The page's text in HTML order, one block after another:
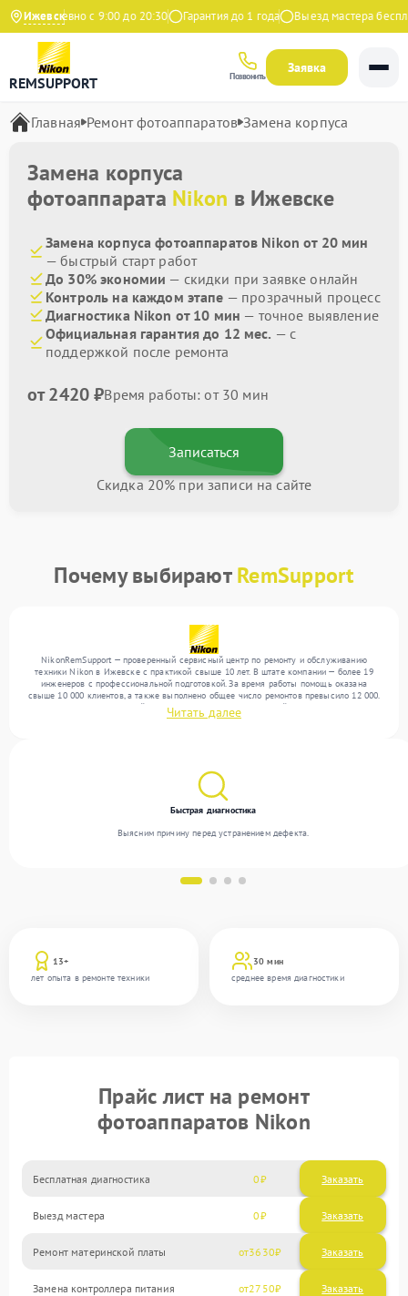
Ижевск
Ежедневно с 9:00 до 20:30 Гарантия до 1 года Выезд мастера
REMSUPPORT Позвонить
Заявка
Главная Ремонт фотоаппаратов Замена корпуса
Замена корпуса
фотоаппарата Nikon в Ижевске
Замена корпуса фотоаппаратов Nikon от 20 мин
— быстрый старт работ
До 30% экономии — скидки при заявке онлайн
Контроль на каждом этапе — прозрачный процесс
Диагностика Nikon от 10 мин — точное выявление
Официальная гарантия до 12 мес. — с
поддержкой после ремонта
от 2420 ₽Время работы: от 30 мин
Записаться
Скидка 20% при записи на сайте
Почему выбираютRemSupport
NikonRemSupport — проверенный сервисный центр по ремонту и обслуживанию
техники Nikon в Ижевске с практикой свыше 10 лет. В штате компании — более 19
инженеров с профессиональной подготовкой. За время работы помощь оказана
свыше 10 000 клиентов, а также выполнено общее число ремонтов превысило 12 000.
Ежемесячно в сервисный центр поступает более 300 устройств, включая , , . Мы
выполняем ремонт различного уровня сложности и обеспечиваем надежный
Читать далее
13+
лет опыта в ремонте техники
30 мин
среднее время диагностики
Быстрая диагностика
Выясним причину перед устранением дефекта.
Прайс лист на ремонт
фотоаппаратов Nikon
Бесплатная диагностика 0 Заказать
Выезд мастера 0 Заказать
Ремонт материнской платы 3630
Замена контроллера питания 2750